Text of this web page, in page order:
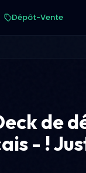
Dépôt-Vente
de
- !